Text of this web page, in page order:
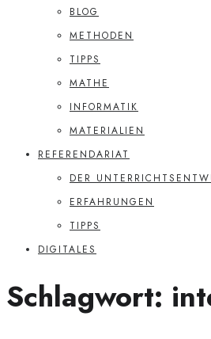
BLOG
METHODEN
TIPPS
MATHE
INFORMATIK
MATERIALIEN
REFERENDARIAT
DER
ERFAHRUNGEN
TIPPS
DIGITALES
Schlagwort: